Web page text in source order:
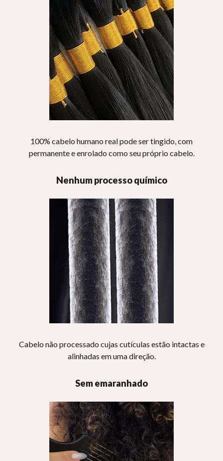
100% cabelo humano real pode ser tingido, com
permanente e enrolado como seu próprio cabelo.
Nenhum processo químico
Cabelo não processado cujas cutículas estão intactas e
alinhadas em uma direção.
Sem emaranhado